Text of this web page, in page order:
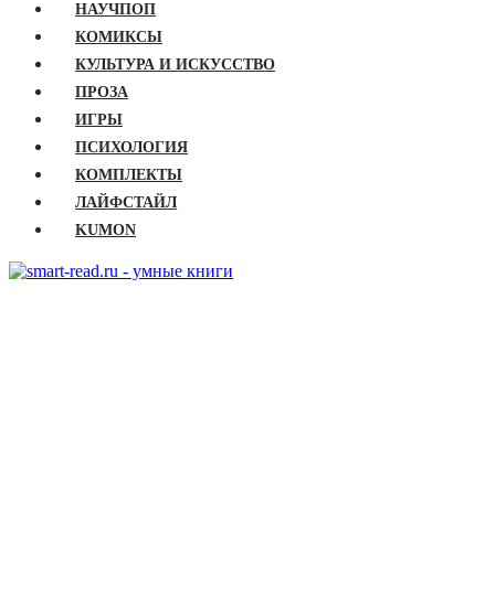
НАУЧПОП
КОМИКСЫ
КУЛЬТУРА И ИСКУССТВО
ПРОЗА
ИГРЫ
ПСИХОЛОГИЯ
КОМПЛЕКТЫ
ЛАЙФСТАЙЛ
KUMON